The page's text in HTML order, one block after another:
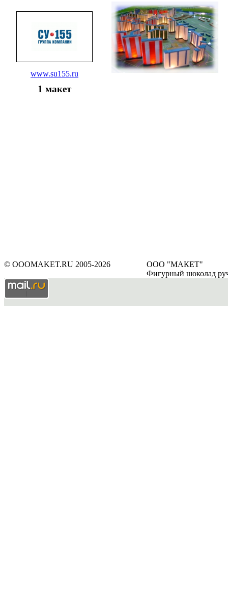
www.su155.ru
1 макет
© OOOMAKET.RU 2005-2026
ООО "МАКЕТ"
Фигурный шоколад